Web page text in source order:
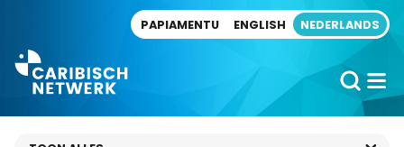
PAPIAMENTU ENGLISH NEDERLANDS